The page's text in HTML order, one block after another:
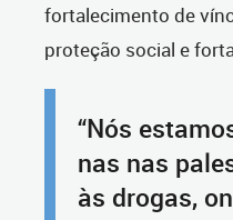
fortalecimento de
proteção social e
“Nós
nas nas
às drogas,